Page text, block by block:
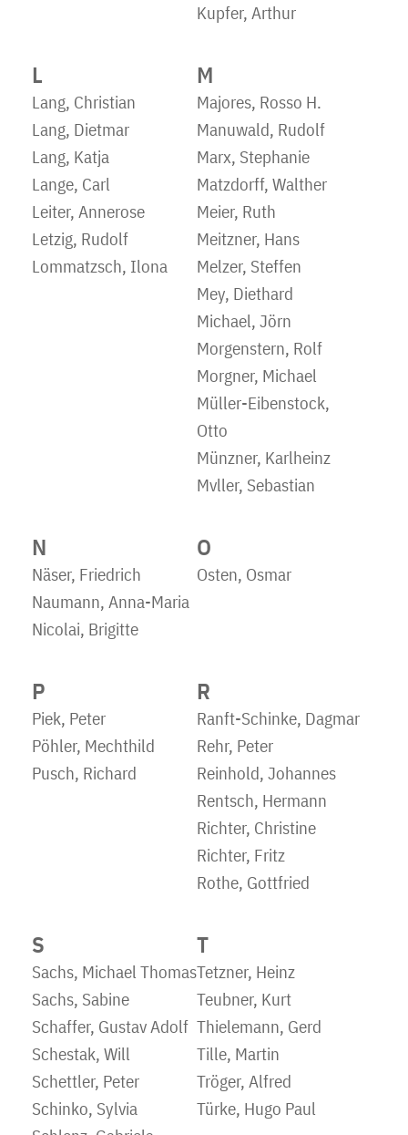
Kupfer, Arthur
L
Lang, Christian
Lang, Dietmar
Lang, Katja
Lange, Carl
Leiter, Annerose
Letzig, Rudolf
Lommatzsch, Ilona
M
Majores, Rosso H.
Manuwald, Rudolf
Marx, Stephanie
Matzdorff, Walther
Meier, Ruth
Meitzner, Hans
Melzer, Steffen
Mey, Diethard
Michael, Jörn
Morgenstern, Rolf
Morgner, Michael
Müller-Eibenstock,
Otto
Münzner, Karlheinz
Mvller, Sebastian
N
Näser, Friedrich
Naumann, Anna-Maria
Nicolai, Brigitte
O
Osten, Osmar
P
Piek, Peter
Pöhler, Mechthild
Pusch, Richard
R
Ranft-Schinke, Dagmar
Rehr, Peter
Reinhold, Johannes
Rentsch, Hermann
Richter, Christine
Richter, Fritz
Rothe, Gottfried
S
Sachs, Michael Thomas
Sachs, Sabine
Schaffer, Gustav Adolf
Schestak, Will
Schettler, Peter
Schinko, Sylvia
T
Tetzner, Heinz
Teubner, Kurt
Thielemann, Gerd
Tille, Martin
Tröger, Alfred
Türke, Hugo Paul